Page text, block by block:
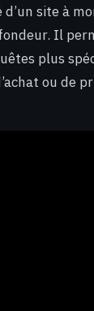
site à
Il
plus
ou de